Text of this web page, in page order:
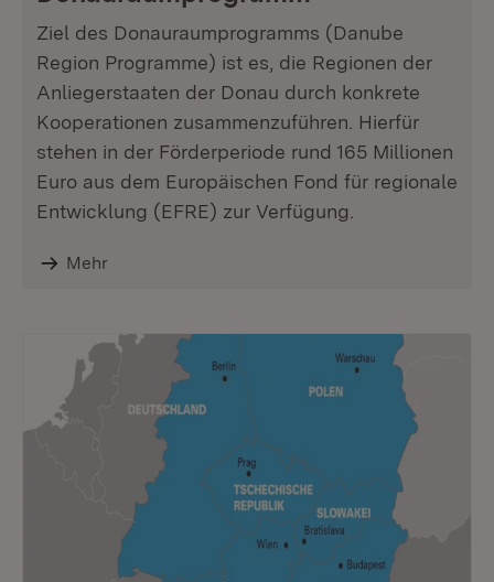
Ziel des Donauraumprogramms (Danube
Region Programme) ist es, die Regionen der
Anliegerstaaten der Donau durch konkrete
Kooperationen zusammenzuführen. Hierfür
stehen in der Förderperiode rund 165 Millionen
Euro aus dem Europäischen Fond für regionale
Entwicklung (EFRE) zur Verfügung.
Mehr